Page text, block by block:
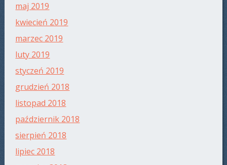
maj 2019
kwiecień 2019
marzec 2019
luty 2019
styczeń 2019
grudzień 2018
listopad 2018
październik 2018
sierpień 2018
lipiec 2018